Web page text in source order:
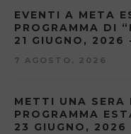
EVENTI A META
PROGRAMMA DI
21 GIUGNO, 2026
7 AGOSTO, 2026
METTI UNA
PROGRAMMA
23 GIUGNO, 2026